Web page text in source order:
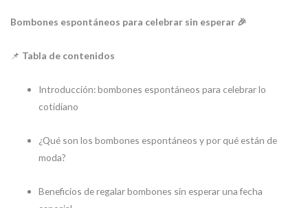
Bombones espontáneos para celebrar sin esperar 🎉
📌 Tabla de contenidos
Introducción: bombones espontáneos para celebrar lo
cotidiano
¿Qué son los bombones espontáneos y por qué están de
moda?
Beneficios de regalar bombones sin esperar una fecha